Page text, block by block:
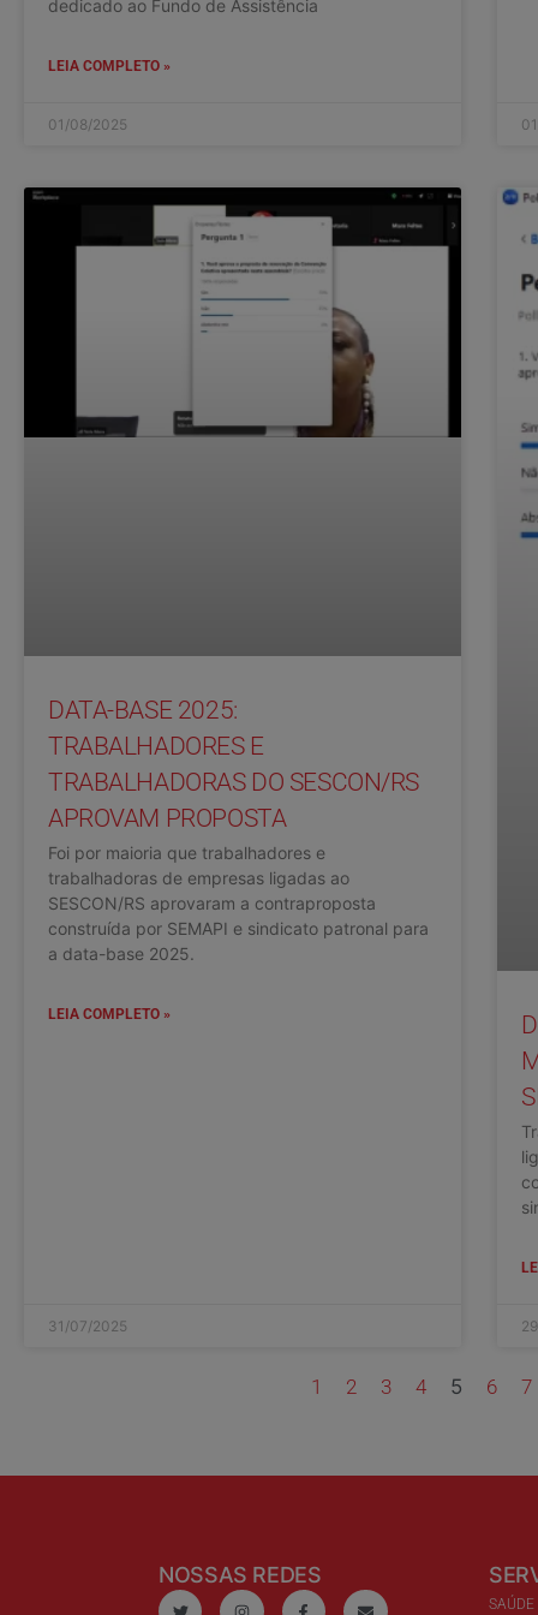
dedicado ao Fundo de Assistência
LEIA COMPLETO »
01/08/2025
DATA-BASE 2025:
TRABALHADORES E
TRABALHADORAS DO SESCON/RS
APROVAM PROPOSTA
Foi por maioria que trabalhadores e
trabalhadoras de empresas ligadas ao
SESCON/RS aprovaram a contraproposta
construída por SEMAPI e sindicato patronal para
a data-base 2025.
LEIA COMPLETO »
31/07/2025
1 2 3 4 5 6 7
NOSSAS REDES
SAÚDE